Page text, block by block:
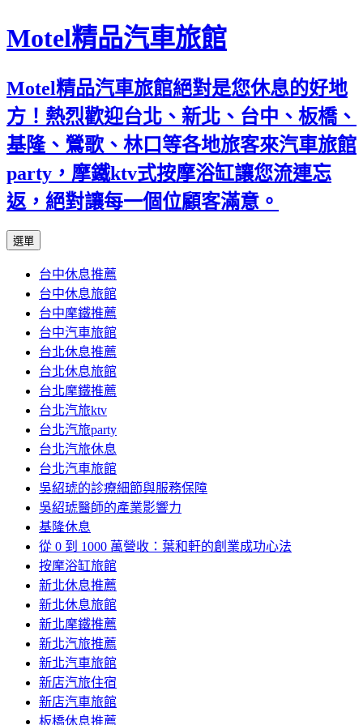
Motel精品汽車旅館
Motel精品汽車旅館絕對是您休息的好地
方！熱烈歡迎台北、新北、台中、板橋、
基隆、鶯歌、林口等各地旅客來汽車旅館
party，摩鐵ktv式按摩浴缸讓您流連忘
返，絕對讓每一個位顧客滿意。
選單
內
容
台中休息推薦
台中休息旅館
台中摩鐵推薦
台中汽車旅館
台北休息推薦
台北休息旅館
台北摩鐵推薦
台北汽旅ktv
台北汽旅party
台北汽旅休息
台北汽車旅館
吳紹琥的診療細節與服務保障
吳紹琥醫師的產業影響力
基隆休息
從 0 到 1000 萬營收：葉和軒的創業成功心法
按摩浴缸旅館
新北休息推薦
新北休息旅館
新北摩鐵推薦
新北汽旅推薦
新北汽車旅館
新店汽旅住宿
新店汽車旅館
板橋休息推薦